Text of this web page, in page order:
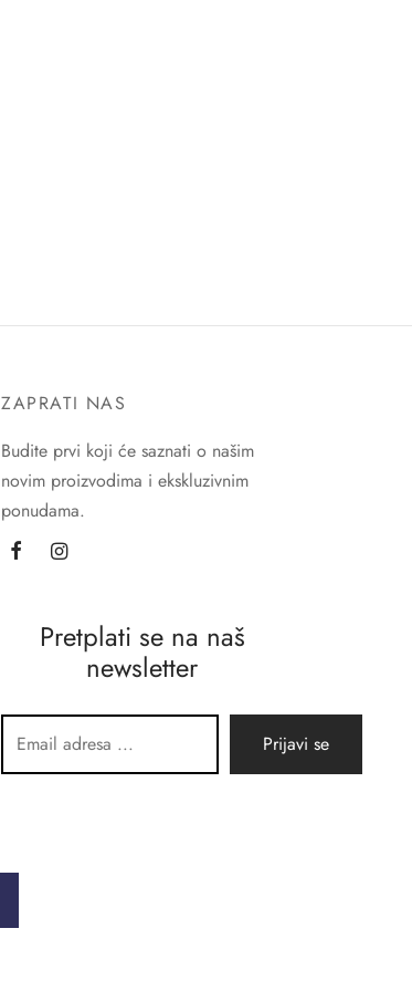
ZAPRATI NAS
Budite prvi koji će saznati o našim
novim proizvodima i ekskluzivnim
ponudama.
Pretplati se na naš
newsletter